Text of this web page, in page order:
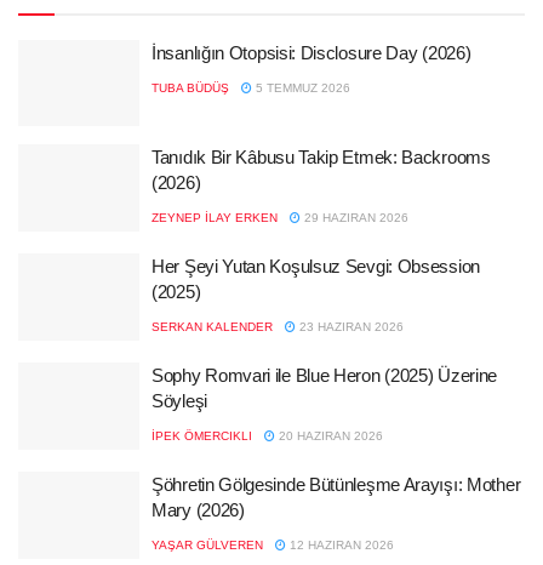
İnsanlığın Otopsisi: Disclosure Day (2026)
TUBA BÜDÜŞ 5 TEMMUZ 2026
Tanıdık Bir Kâbusu Takip Etmek: Backrooms
(2026)
ZEYNEP İLAY ERKEN 29 HAZIRAN 2026
Her Şeyi Yutan Koşulsuz Sevgi: Obsession
(2025)
SERKAN KALENDER 23 HAZIRAN 2026
Sophy Romvari ile Blue Heron (2025) Üzerine
Söyleşi
İPEK ÖMERCIKLI 20 HAZIRAN 2026
Şöhretin Gölgesinde Bütünleşme Arayışı: Mother
Mary (2026)
YAŞAR GÜLVEREN 12 HAZIRAN 2026